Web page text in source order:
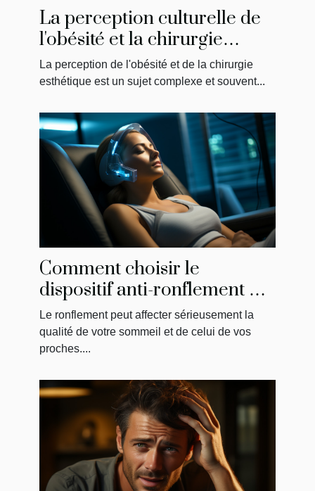
La perception culturelle de
l'obésité et la chirurgie
esthétique en Tunisie
La perception de l'obésité et de la chirurgie
esthétique est un sujet complexe et souvent...
Comment choisir le
dispositif anti-ronflement qui
vous convient le mieux
Le ronflement peut affecter sérieusement la
qualité de votre sommeil et de celui de vos
proches....